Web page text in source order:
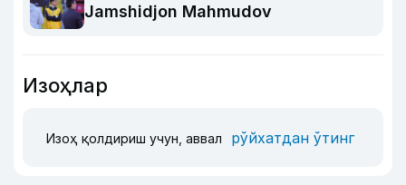
Jamshidjon Mahmudov
Изоҳлар
Изоҳ қолдириш учун, аввал рўйхатдан ўтинг